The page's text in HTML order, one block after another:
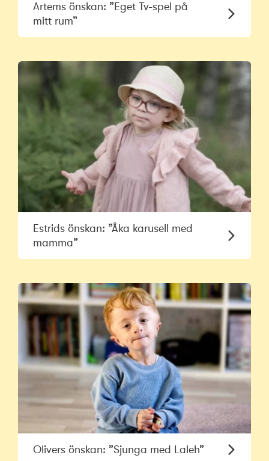
Artems önskan: ”Eget Tv-spel på
mitt rum”
Estrids önskan: ”Åka karusell med
mamma”
Olivers önskan: ”Sjunga med Laleh”